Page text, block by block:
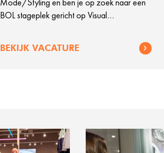
Mode/Styling en ben je op zoek naar een
BOL stageplek gericht op Visual
wij in stores door heel Nederland. Na jouw
sollicitatie nemen wij contact op om voor jou
BEKIJK VACATURE